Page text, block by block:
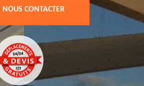
NOUS CONTACTER